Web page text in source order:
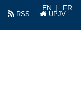
RSS UPJV
EN FR